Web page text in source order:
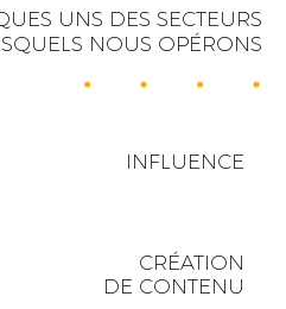
UNS DES SECTEURS
NOUS OPÉRONS
INFLUENCE
CRÉATION
DE CONTENU